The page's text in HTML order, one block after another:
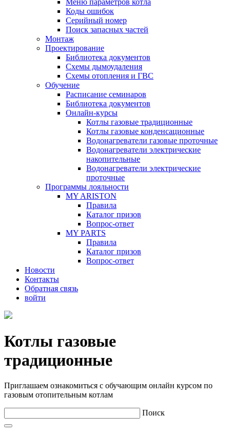
Меню параметров котла
Коды ошибок
Серийный номер
Поиск запасных частей
Монтаж
Проектирование
Библиотека документов
Схемы дымоудаления
Схемы отопления и ГВС
Обучение
Расписание семинаров
Библиотека документов
Онлайн-курсы
Котлы газовые традиционные
Котлы газовые конденсационные
Водонагреватели газовые проточные
Водонагреватели электрические
накопительные
Водонагреватели электрические
проточные
Программы лояльности
MY ARISTON
Правила
Каталог призов
Вопрос-ответ
MY PARTS
Правила
Каталог призов
Вопрос-ответ
Новости
Контакты
Обратная связь
войти
Котлы газовые
традиционные
Приглашаем ознакомиться с обучающим онлайн курсом по
газовым отопительным котлам
Поиск